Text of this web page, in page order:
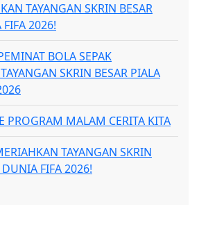
TAYANGAN SKRIN BESAR
2026!
BOLA SEPAK
SKRIN BESAR PIALA
PROGRAM MALAM CERITA KITA
TAYANGAN SKRIN
DUNIA FIFA 2026!